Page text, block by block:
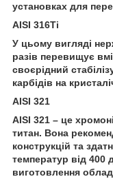
установках для
AISI 316Ti
У цьому вигляді
разів перевищує
своєрідний
карбідів на
AISI 321
AISI 321 – це
титан. Вона
конструкцій та
температур від 400
виготовлення